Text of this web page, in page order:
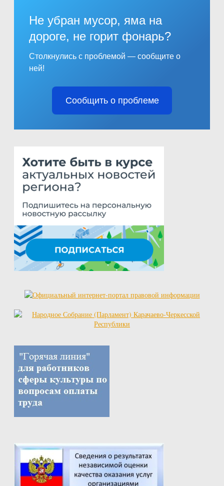
Не убран мусор, яма на
дороге, не горит фонарь?
Столкнулись с проблемой — сообщите о
ней!
Сообщить о проблеме